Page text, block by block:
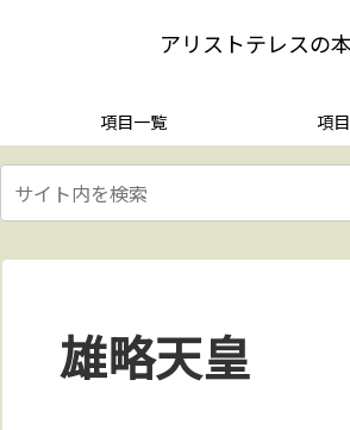
アリストテレスの
項目一覧 項
雄略天皇